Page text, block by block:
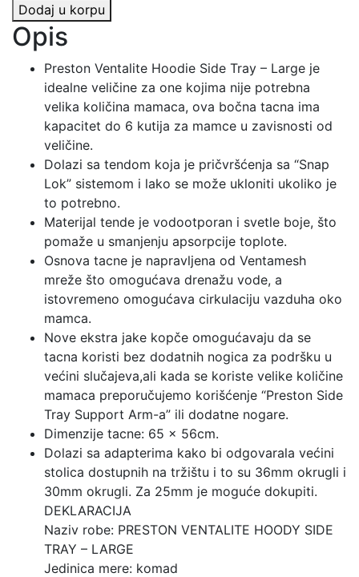
Dodaj u korpu
Opis
Preston Ventalite Hoodie Side Tray – Large je
idealne veličine za one kojima nije potrebna
velika količina mamaca, ova bočna tacna ima
kapacitet do 6 kutija za mamce u zavisnosti od
veličine.
Dolazi sa tendom koja je pričvršćenja sa “Snap
Lok” sistemom i lako se može ukloniti ukoliko je
to potrebno.
Materijal tende je vodootporan i svetle boje, što
pomaže u smanjenju apsorpcije toplote.
Osnova tacne je napravljena od Ventamesh
mreže što omogućava drenažu vode, a
istovremeno omogućava cirkulaciju vazduha oko
mamca.
Nove ekstra jake kopče omogućavaju da se
tacna koristi bez dodatnih nogica za podršku u
većini slučajeva,ali kada se koriste velike količine
mamaca preporučujemo korišćenje “Preston Side
Tray Support Arm-a” ili dodatne nogare.
Dimenzije tacne: 65 x 56cm.
Dolazi sa adapterima kako bi odgovarala većini
stolica dostupnih na tržištu i to su 36mm okrugli i
30mm okrugli. Za 25mm je moguće dokupiti.
DEKLARACIJA
Naziv robe: PRESTON VENTALITE HOODY SIDE
TRAY – LARGE
Jedinica mere: komad